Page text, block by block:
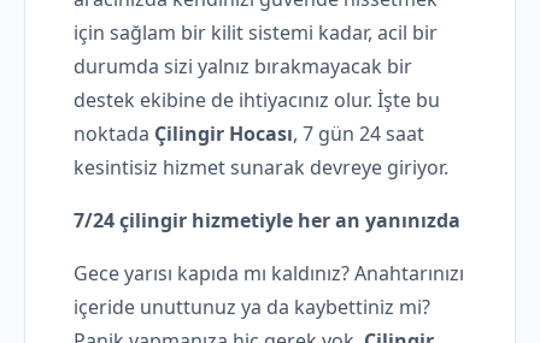
için sağlam bir kilit sistemi kadar, acil bir
durumda sizi yalnız bırakmayacak bir
destek ekibine de ihtiyacınız olur. İşte bu
noktada Çilingir Hocası, 7 gün 24 saat
kesintisiz hizmet sunarak devreye giriyor.
7/24 çilingir hizmetiyle her an yanınızda
Gece yarısı kapıda mı kaldınız? Anahtarınızı
içeride unuttunuz ya da kaybettiniz mi?